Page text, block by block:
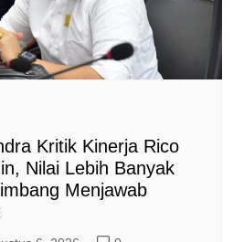
Kritik Kinerja Rico
Nilai Lebih Banyak
Menjawab